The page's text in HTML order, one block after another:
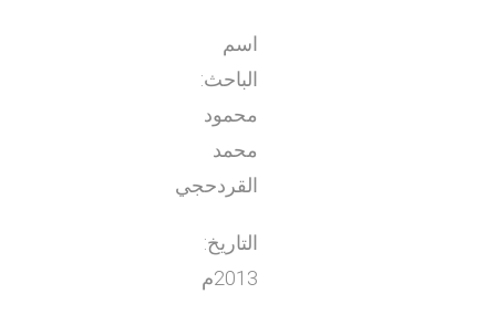
اسم
الباحث:
محمود
محمد
القردحجي
التاريخ:
2013م